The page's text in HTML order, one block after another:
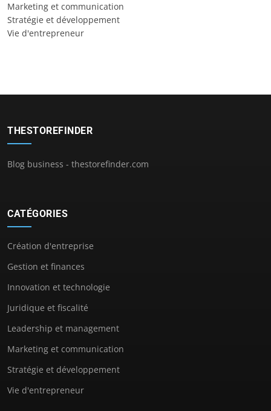
Marketing et communication
Stratégie et développement
Vie d'entrepreneur
THESTOREFINDER
Blog business - thestorefinder.com
CATÉGORIES
Création d'entreprise
Gestion et finances
Innovation et technologie
Juridique et fiscalité
Leadership et management
Marketing et communication
Stratégie et développement
Vie d'entrepreneur